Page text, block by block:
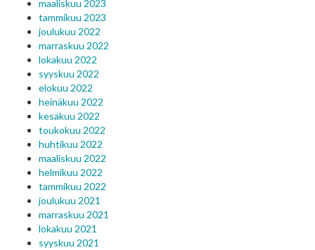
maaliskuu 2023
tammikuu 2023
joulukuu 2022
marraskuu 2022
lokakuu 2022
syyskuu 2022
elokuu 2022
heinäkuu 2022
kesäkuu 2022
toukokuu 2022
huhtikuu 2022
maaliskuu 2022
helmikuu 2022
tammikuu 2022
joulukuu 2021
marraskuu 2021
lokakuu 2021
syyskuu 2021